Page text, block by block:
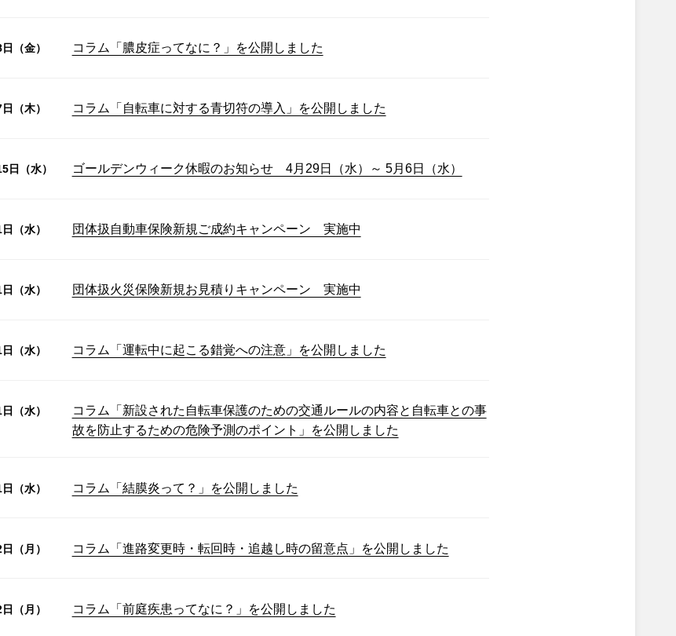
（金） コラム「膿皮症ってなに？」を公開しました
（木） コラム「自転車に対する青切符の導入」を公開しました
日（水） ゴールデンウィーク休暇のお知らせ 4月29日（水）～ 5月6日（水）
（水） 団体扱自動車保険新規ご成約キャンペーン 実施中
（水） 団体扱火災保険新規お見積りキャンペーン 実施中
（水） コラム「運転中に起こる錯覚への注意」を公開しました
（水）
コラム「新設された自転車保護のための交通ルールの内容と自転車との事
故を防止するための危険予測のポイント」を公開しました
（水） コラム「結膜炎って？」を公開しました
（月） コラム「進路変更時・転回時・追越し時の留意点」を公開しました
（月） コラム「前庭疾患ってなに？」を公開しました